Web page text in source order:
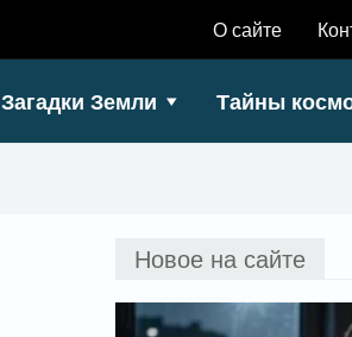
О сайте
Загадки Земли Тайны
Новое на сайте